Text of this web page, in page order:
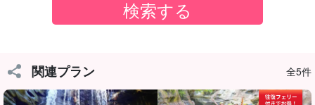
関連プラン 全5件